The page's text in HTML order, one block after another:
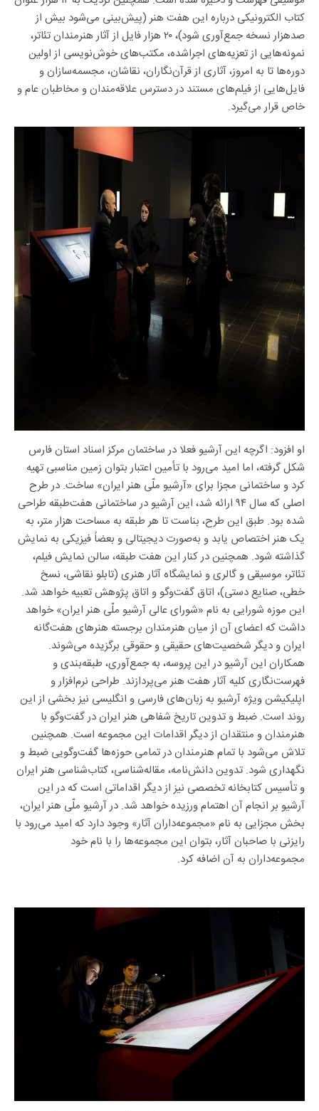
کتاب الکترونیکی درباره این هفت هنر (پیش‌بینی می‌شود بیش از
صدهزار نسخه جمع‌آوری شود)، ۲۰ هزار فایل از آثار هنرمندان تئاتر،
نمونه‌هایی از تعزیه‌های اجراشده، مکتب‌های خوش‌نویسی از اولین
دوره‌ها تا به امروز، آثاری از قرآن‌نگاران، نقاشان، مجسمه‌‎سازان و
فایل‌هایی از فیلم‌های مستند در دسترس علاقه‌مندان و مخاطبان عام و
خاص قرار می‌گیرد.
او افزود: اگرچه این آرشیو فعلا در ساختمان مرکز اسناد استان فارس
شکل گرفته، اما امید می‌رود با تأمین اعتبار بتوان زمین مناسبی تهیه
کرد و ساختمانی مجزا برای «آرشیو ملّی هنر ایران» ساخت. در طرح
اصلی که سال ۹۴ ارائه شد، این آرشیو در ساختمانی هفت‌طبقه طراحی
شده بود. طبق این طرح، بناست تا هر طبقه به مساحت هزار متر، به
یک هنر اختصاص یابد و به‌صورت دیجیتالی و بعضاً فیزیکی به نمایش
گذاشته‌ شود. همچنین در کنار این هفت طبقه، سالن نمایش فیلم،
تئاتر، موسیقی و گالری و نمایشگاه آثار هنری (تابلو نقاشی، نسخ
خطی، صنایع دستی)، اتاق گفت‌وگو و اتاق پژوهش تعبیه خواهد شد.
این موزه شورایی به نام «شورای عالی آرشیو ملّی هنر ایران» خواهد
داشت که اعضای آن از میان هنرمندان برجسته هنرهای هفت‌گانه
ایران و دیگر شخصیت‌های حقیقی و حقوقی برگزیده می‌شوند.
همکاران این آرشیو در این پروسه، به جمع‌آوری، طبقه‌بندی و
فهرست‌نگاری کلیه آثار هفت هنر می‌پردازند. طراحی نرم‌افزار و
اپلیکیشن ویژه‌ آرشیو به زبان‌های فارسی و انگلیسی نیز بخشی از این
روند است. ضبط و تدوین تاریخ شفاهی هنر ایران در گفت‌وگو با
هنرمندان و منتقدان از دیگر اقدامات این مجموعه است. همچنین
تلاش می‌شود با تمام هنرمندان در تمامی حوزه‌ها گفت‌وگویی ضبط و
نگهداری شود. تدوین دانش‌نامه، مقاله‌شناسی، کتاب‌شناسی هنر ایران
و تأسیس کتابخانه تخصصی نیز از دیگر اقداماتی‌ است که در این
آرشیو بر انجام آن اهتمام ورزیده خواهد شد. در آرشیو ملّی هنر ایران،
بخش مجزایی به‌ نام «مجموعه‌داران آثار» وجود دارد که امید می‌رود با
رایزنی با صاحبان آثار، بتوان این مجموعه‌ها را با نام خود
مجموعه‌داران به آن اضافه کرد.